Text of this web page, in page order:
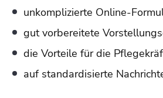
unkomplizierte Online-
gut vorbereitete
die Vorteile für die
auf standardisierte